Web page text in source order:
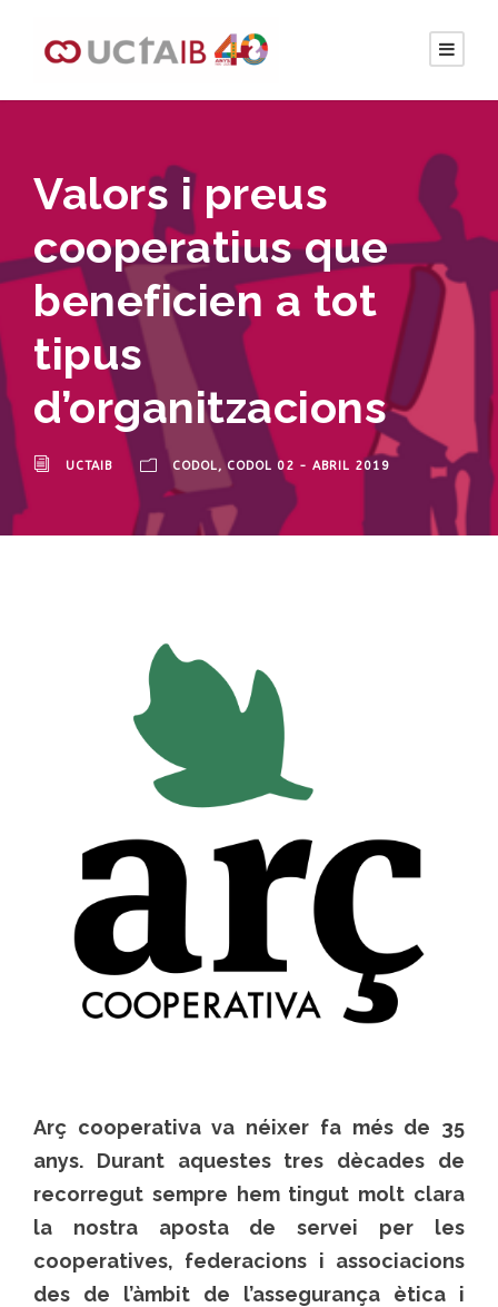
Valors i preus
cooperatius que
beneficien a tot
tipus
d’organitzacions
UCTAIB CODOL, CODOL 02 - ABRIL 2019
Arç cooperativa va néixer fa més de 35
anys. Durant aquestes tres dècades de
recorregut sempre hem tingut molt clara
la nostra aposta de servei per les
cooperatives, federacions i associacions
des de l’àmbit de l’assegurança ètica i